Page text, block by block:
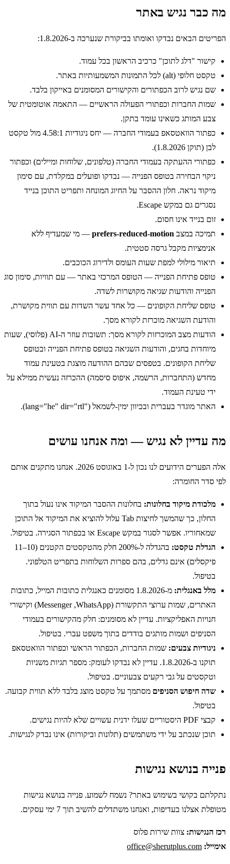
מה כבר נגיש באתר
הפריטים הבאים נבדקו ואומתו בביקורת שנערכה ב-1.8.2026:
קישור "דלג לתוכן" כרכיב הראשון בכל עמוד.
טקסט חלופי (alt) לכל התמונות המשמעותיות באתר.
שם נגיש לרוב הכפתורים והקישורים המסומנים באייקון בלבד.
שמות החברות וכפתורי הפעולה הראשיים — התאמה אוטומטית של
צבע המותג כשאינו עומד בתקן.
כפתור הוואטסאפ בעמודי החברה — יחס ניגודיות 4.58:1 מול טקסט
לבן (תוקן 1.8.2026).
כפתורי ההעתקה בעמודי החברה (טלפונים, שלוחות ומיילים) וכפתור
ניקוי הבחירה בטופס הפנייה — נבדקו ופועלים במקלדת, עם סימון
מיקוד נראה. חלון ההסבר על החיוג המונחה ותפריט התוכן בנייד
נסגרים גם במקש Escape
.
זום בנייד אינו חסום.
תמיכה במצב prefers-reduced-motion — מי שמעדיף ללא
אנימציות מקבל גרסה סטטית.
תיאור מילולי למפת שעות העומס ולדירוג הכוכבים.
טופס פתיחת הפנייה — הטופס המרכזי באתר — עם תוויות, סימון סוג
הפנייה והודעות שגיאה מקושרות לשדה.
טופס שליחת הקופונים — כל אחד עשר השדות עם תווית מקושרת,
והודעת השגיאה מוכרזת לקורא מסך.
הודעות מצב המוכרזות לקורא מסך: תשובות עוזר ה-AI (פלוסי), שעות
מיוחדות בחגים, והודעות השגיאה בטופס פתיחת הפנייה ובטופס
שליחת הקופונים. בטפסים שבהם ההודעה מוצגת בטעינת עמוד
מחדש (התחברות, הרשמה, איפוס סיסמה) ההכרזה נעשית ממילא על
ידי טעינת העמוד.
האתר מוגדר בעברית ובכיוון ימין-לשמאל (lang="he" dir="rtl"
).
מה עדיין לא נגיש — ומה אנחנו עושים
אלה הפערים הידועים לנו נכון ל-1 באוגוסט 2026. אנחנו מתקנים אותם
לפי סדר החומרה:
מלכודת מיקוד בחלונות: בחלונות ההסבר המיקוד אינו נעול בתוך
החלון, כך שהמשך לחיצות Tab עלול להוציא את המיקוד אל התוכן
שמאחוריו. אפשר לסגור במקש Escape או בכפתור הסגירה. בטיפול.
הגדלת טקסט:
בהגדלה ל-200% חלק מהטקסטים הקטנים (10–11
פיקסלים) אינם גדלים, בהם ספרות השלוחות בתפריט הטלפוני.
בטיפול.
מלל באנגלית:
מ-1.8.2026 מסומנים כאנגלית כתובות המייל, כתובות
האתרים, שמות ערוצי התקשורת (WhatsApp
,
Messenger) וקישורי
חנויות האפליקציות. עדיין לא מסומנים: חלק מהקישורים בעמודי
הסניפים ושמות מותגים בודדים בתוך משפט עברי. בטיפול.
ניגודיות צבעים: שמות החברות, הכפתור הראשי וכפתור הוואטסאפ
תוקנו ב-1.8.2026. עדיין לא נבדקו לעומק: מספר תגיות משניות
וטקסטים על גבי רקעים צבעוניים. בטיפול.
שדה חיפוש הסניפים מסתמך על טקסט מוצג בלבד ללא תווית קבועה.
בטיפול.
קבצי PDF היסטוריים שעלו ידנית עשויים שלא להיות נגישים.
תוכן שנכתב על ידי משתמשים (תלונות וביקורות) אינו נבדק לנגישות.
פנייה בנושא נגישות
נתקלתם בקושי בשימוש באתר? נשמח לשמוע. פנייה בנושא נגישות
מטופלת אצלנו בעדיפות, ואנחנו משתדלים להשיב תוך 7 ימי עסקים.
רכז הנגישות: צוות שירות פלוס
אימייל: office@sherutplus.com